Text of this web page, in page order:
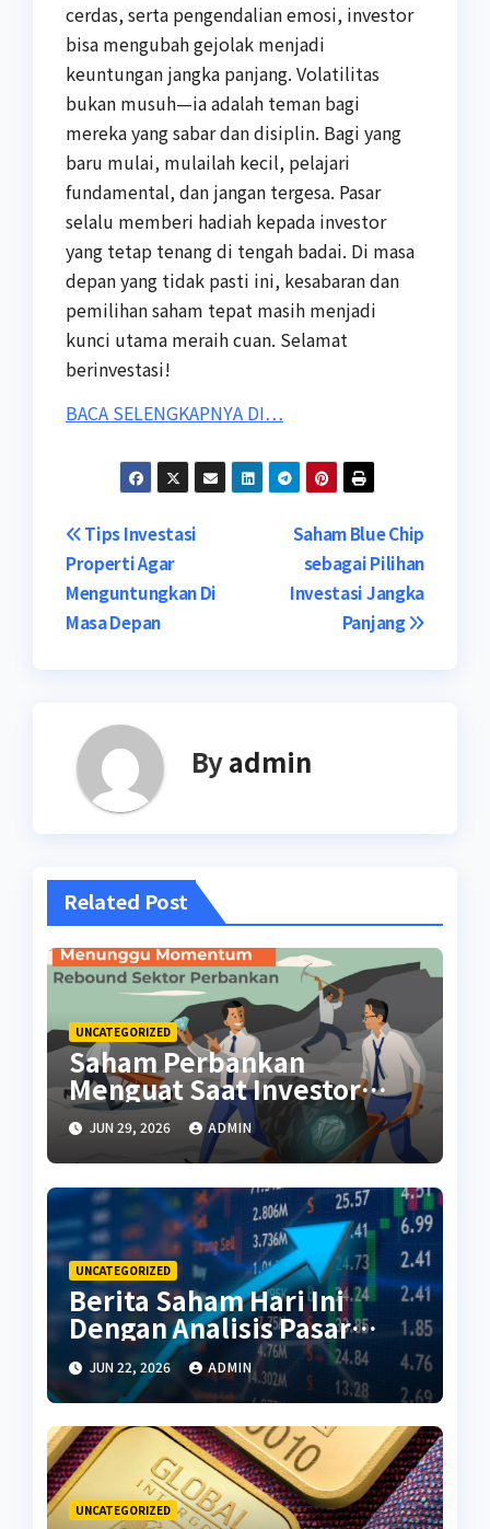
cerdas, serta pengendalian emosi, investor
bisa mengubah gejolak menjadi
keuntungan jangka panjang. Volatilitas
bukan musuh—ia adalah teman bagi
mereka yang sabar dan disiplin. Bagi yang
baru mulai, mulailah kecil, pelajari
fundamental, dan jangan tergesa. Pasar
selalu memberi hadiah kepada investor
yang tetap tenang di tengah badai. Di masa
depan yang tidak pasti ini, kesabaran dan
pemilihan saham tepat masih menjadi
kunci utama meraih cuan. Selamat
berinvestasi!
BACA SELENGKAPNYA DI…
Post
navigation
Saham Blue Chip
sebagai Pilihan
Investasi Jangka
Panjang
Tips Investasi
Properti Agar
Menguntungkan Di
Masa Depan
Byadmin
Related Post
UNCATEGORIZED
Saham Perbankan
Menguat Saat Investor
Kembali Aktif
JUN 29, 2026 ADMIN
UNCATEGORIZED
Berita Saham Hari Ini
Dengan Analisis Pasar
Terbaru
JUN 22, 2026 ADMIN
UNCATEGORIZED